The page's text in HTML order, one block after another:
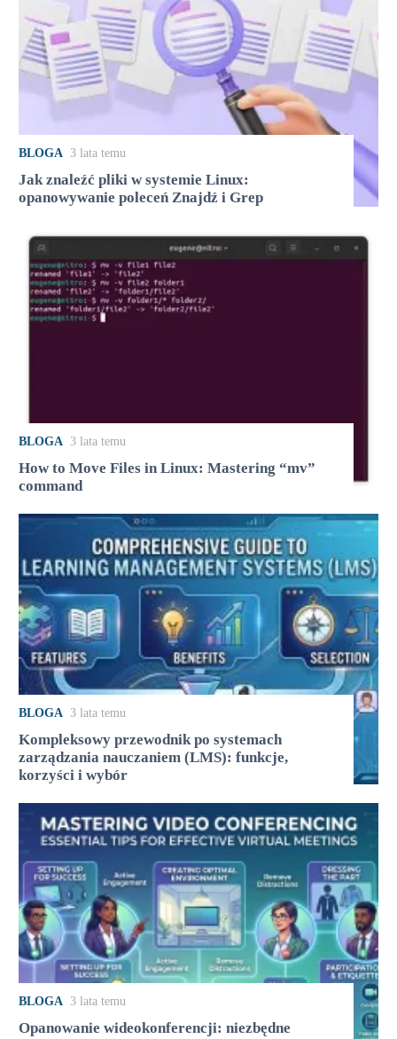
BLOGA 3 lata temu
Jak znaleźć pliki w systemie Linux:
opanowywanie poleceń Znajdź i Grep
BLOGA 3 lata temu
How to Move Files in Linux: Mastering “mv”
command
BLOGA 3 lata temu
Kompleksowy przewodnik po systemach
zarządzania nauczaniem (LMS): funkcje,
korzyści i wybór
BLOGA 3 lata temu
Opanowanie wideokonferencji: niezbędne